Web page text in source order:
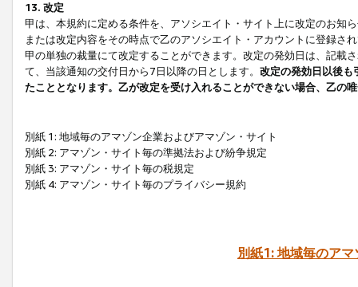
13. 改定
甲は、本規約に定める条件を、アソシエイト・サイト上に改定のお知
または改定内容をその時点で乙のアソシエイト・アカウントに登録さ
甲の単独の裁量にて改定することができます。改定の発効日は、記載
て、当該通知の交付日から7日以降の日とします。 改定の発効日以後も
たこととなります。乙が改定を受け入れることができない場合、乙の
別紙 1: 地域毎のアマゾン企業およびアマゾン・サイト
別紙 2: アマゾン・サイト毎の準拠法および紛争規定
別紙 3: アマゾン・サイト毎の税規定
別紙 4: アマゾン・サイト毎のプライバシー規約
別紙1: 地域毎のア